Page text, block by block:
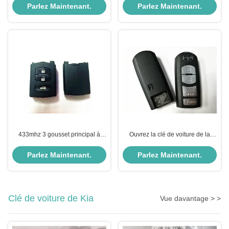
SKE13E-01 Mazda Smart de
mégahertz 3
Parlez Maintenant.
la clé 5WK49531F de noir de
bouton professionnel de la
Parlez Maintenant.
433mhz 3 gousset principal à
plastique Mazda du bouton
5WK49534F pour Mazda 2 séries
Parlez Maintenant.
Ouvrez la clé de voiture de la
SCION IA 4B 49 de portière de
voiture
Parlez Maintenant.
Clé de voiture de Kia Vue davantage > >